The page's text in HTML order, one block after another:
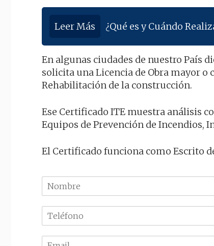
Leer Más ¿Qué es y Cuándo
En algunas ciudades de nuestro País
solicita una Licencia de Obra mayor o
Rehabilitación de la construcción.
Ese Certificado ITE muestra análisis
Equipos de Prevención de Incendios,
El Certificado funciona como Escrito
N
o
m
r
e
l